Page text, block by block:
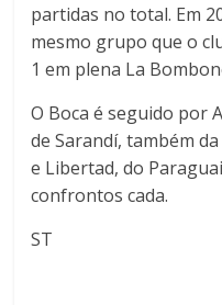
partidas no total. Em
mesmo grupo que o
1 em plena La
O Boca é seguido por
de Sarandí, também
e Libertad, do
confrontos cada.
ST